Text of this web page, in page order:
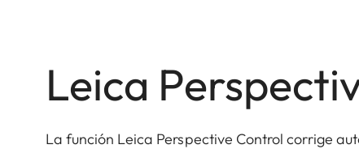
Leica
La función Leica Perspective Control corrige